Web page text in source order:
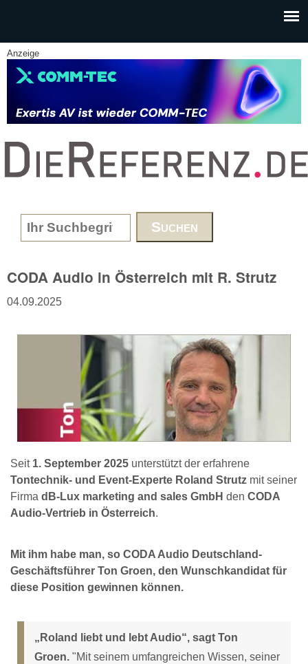
Anzeige
www.DieReferenz.de
Search form
CODA Audio in Österreich mit R. Strutz
04.09.2025
Seit 1. September 2025 unterstützt der erfahrene
Tontechnik- und Event-Experte Roland Strutz mit seiner
Firma dB-Lux marketing and sales GmbH den CODA
Audio-Vertrieb in Österreich.
Mit ihm habe man, so CODA Audio Deutschland-
Geschäftsführer Ton Groen, den Wunschkandidat für
diese Position gewinnen können.
„Roland liebt und lebt Audio“, sagt Ton
Groen. "Mit seinem umfangreichen Wissen, seiner